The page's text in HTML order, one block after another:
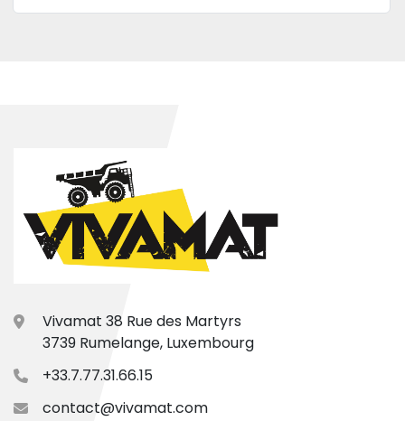
Vivamat 38 Rue des Martyrs
3739 Rumelange, Luxembourg
+33.7.77.31.66.15
contact@vivamat.com